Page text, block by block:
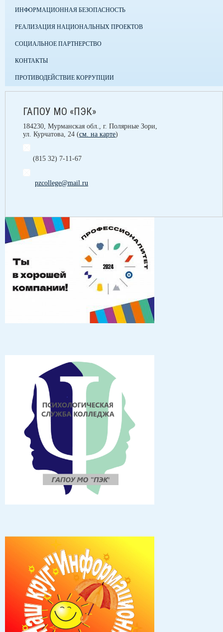
ИНФОРМАЦИОННАЯ БЕЗОПАСНОСТЬ
РЕАЛИЗАЦИЯ НАЦИОНАЛЬНЫХ ПРОЕКТОВ
СОЦИАЛЬНОЕ ПАРТНЕРСТВО
КОНТАКТЫ
ПРОТИВОДЕЙСТВИЕ КОРРУПЦИИ
ГАПОУ МО «ПЭК»
184230, Мурманская обл., г. Полярные Зори,
ул. Курчатова, 24 (см. на карте)
(815 32) 7-11-67
pzcollege@mail.ru